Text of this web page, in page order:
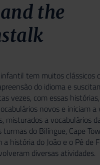
the
tem muitos clássicos
do idioma e
vezes, com essas
novos e iniciam a
misturados a vocabulários
do Bilíngue, Cape
história do João e o Pé de
diversas atividades.